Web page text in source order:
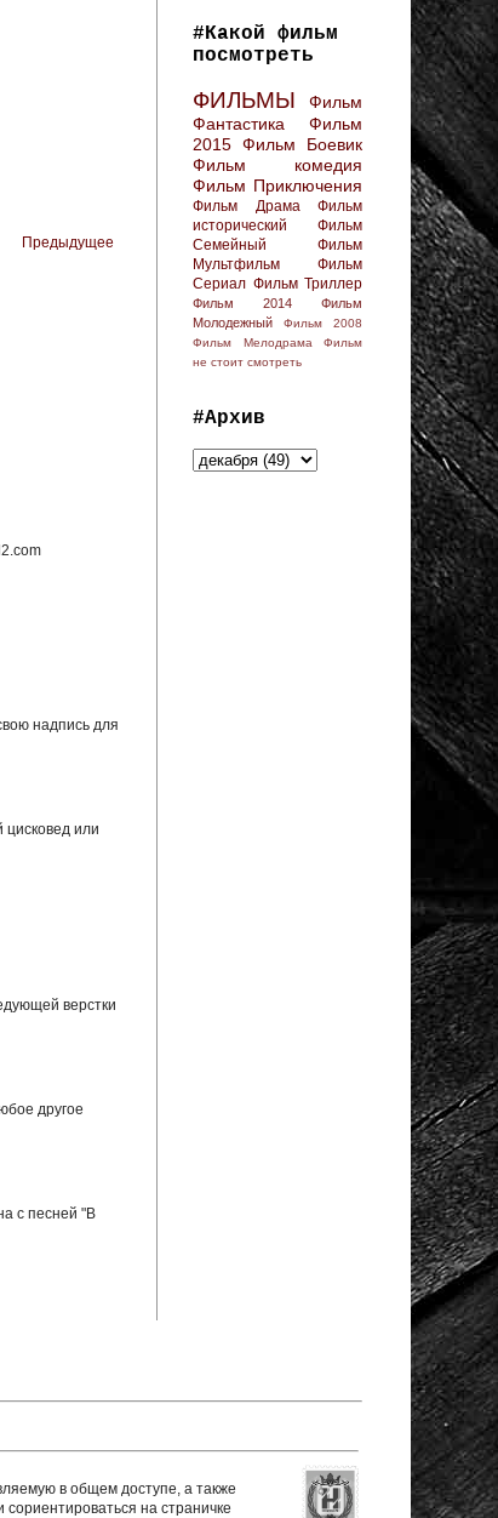
Предыдущее
надпись для
или
верстки
другое
с песней "В
#Какой фильм
посмотреть
ФИЛЬМЫ
Фильм
Фантастика
Фильм
2015 Фильм Боевик
Фильм комедия
Фильм Приключения
Фильм Драма
Фильм
исторический
Фильм
Семейный
Фильм
Мультфильм
Фильм
Сериал Фильм Триллер
Фильм 2014
Фильм
Молодежный
Фильм 2008
Фильм Мелодрама
Фильм
не стоит смотреть
#Архив
в общем доступе, а также
сориентироваться на страничке